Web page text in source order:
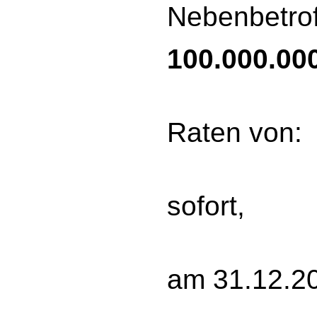
Raten von:
sofort,
am